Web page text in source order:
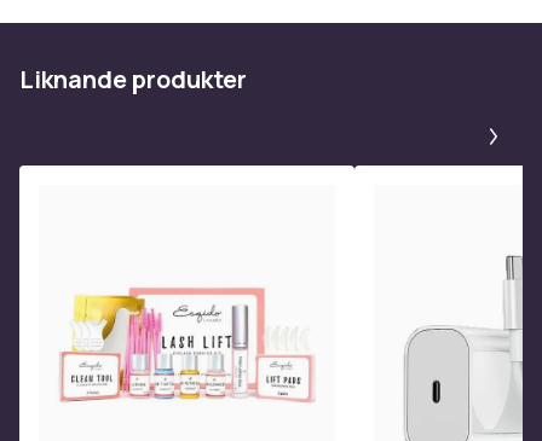
Produktsäkerhetsinformation
Liknande produkter